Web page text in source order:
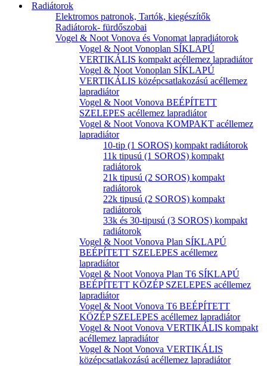
Radiátorok
Elektromos patronok, Tartók, kiegészítők
Radiátorok- fürdőszobai
Vogel & Noot Vonova és Vonomat lapradiátorok
Vogel & Noot Vonoplan SÍKLAPÚ
VERTIKÁLIS kompakt acéllemez lapradiátor
Vogel & Noot Vonoplan SÍKLAPÚ
VERTIKÁLIS középcsatlakozású acéllemez
lapradiátor
Vogel & Noot Vonova BEÉPÍTETT
SZELEPES acéllemez lapradiátor
Vogel & Noot Vonova KOMPAKT acéllemez
lapradiátor
10-tip (1 SOROS) kompakt radiátorok
11k tipusú (1 SOROS) kompakt
radiátorok
21k tipusú (2 SOROS) kompakt
radiátorok
22k tipusú (2 SOROS) kompakt
radiátorok
33k és 30-tipusú (3 SOROS) kompakt
radiátorok
Vogel & Noot Vonova Plan SÍKLAPÚ
BEÉPÍTETT SZELEPES acéllemez
lapradiátor
Vogel & Noot Vonova Plan T6 SÍKLAPÚ
BEÉPÍTETT KÖZÉP SZELEPES acéllemez
lapradiátor
Vogel & Noot Vonova T6 BEÉPÍTETT
KÖZÉP SZELEPES acéllemez lapradiátor
Vogel & Noot Vonova VERTIKÁLIS kompakt
acéllemez lapradiátor
Vogel & Noot Vonova VERTIKÁLIS
középcsatlakozású acéllemez lapradiátor